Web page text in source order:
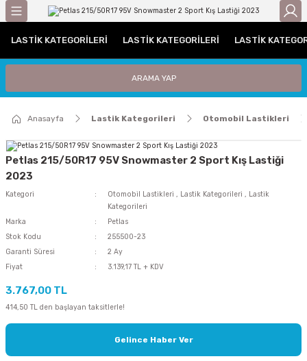
/ C Grubu
Lastiği
Traktör Ön Lastikleri
LASTIK KATEGORILERI LASTIK KATEGORILERI LASTIK
ARAMA YAP
Anasayfa Lastik Kategorileri Otomobil Lastikleri
Petlas 215/50R17 95V Snowmaster 2 Sport Kış Lastiği
2023
Kategori Otomobil Lastikleri , Lastik Kategorileri , Lastik
Kategorileri
Marka
Petlas
Stok Kodu
255500-23
Garanti Süresi
2 Ay
Fiyat
3.139,17 TL + KDV
3.767,00 TL
414,50 TL den başlayan taksitlerle!
Gelince Haber Ver